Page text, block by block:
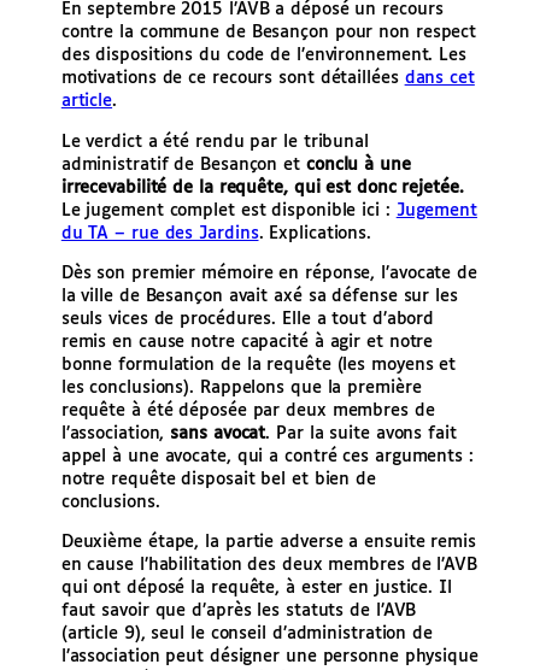
En septembre 2015 l’AVB a déposé un recours
contre la commune de Besançon pour non respect
des dispositions du code de l’environnement. Les
motivations de ce recours sont détaillées dans cet
article.
Le verdict a été rendu par le tribunal
administratif de Besançon et conclu à une
irrecevabilité de la requête, qui est donc rejetée.
Le jugement complet est disponible ici : Jugement
du TA – rue des Jardins. Explications.
Dès son premier mémoire en réponse, l’avocate de
la ville de Besançon avait axé sa défense sur les
seuls vices de procédures. Elle a tout d’abord
remis en cause notre capacité à agir et notre
bonne formulation de la requête (les moyens et
les conclusions). Rappelons que la première
requête à été déposée par deux membres de
l’association, sans avocat. Par la suite avons fait
appel à une avocate, qui a contré ces arguments :
notre requête disposait bel et bien de
conclusions.
Deuxième étape, la partie adverse a ensuite remis
en cause l’habilitation des deux membres de l’AVB
qui ont déposé la requête, à ester en justice. Il
faut savoir que d’après les statuts de l’AVB
(article 9), seul le conseil d’administration de
l’association peut désigner une personne physique